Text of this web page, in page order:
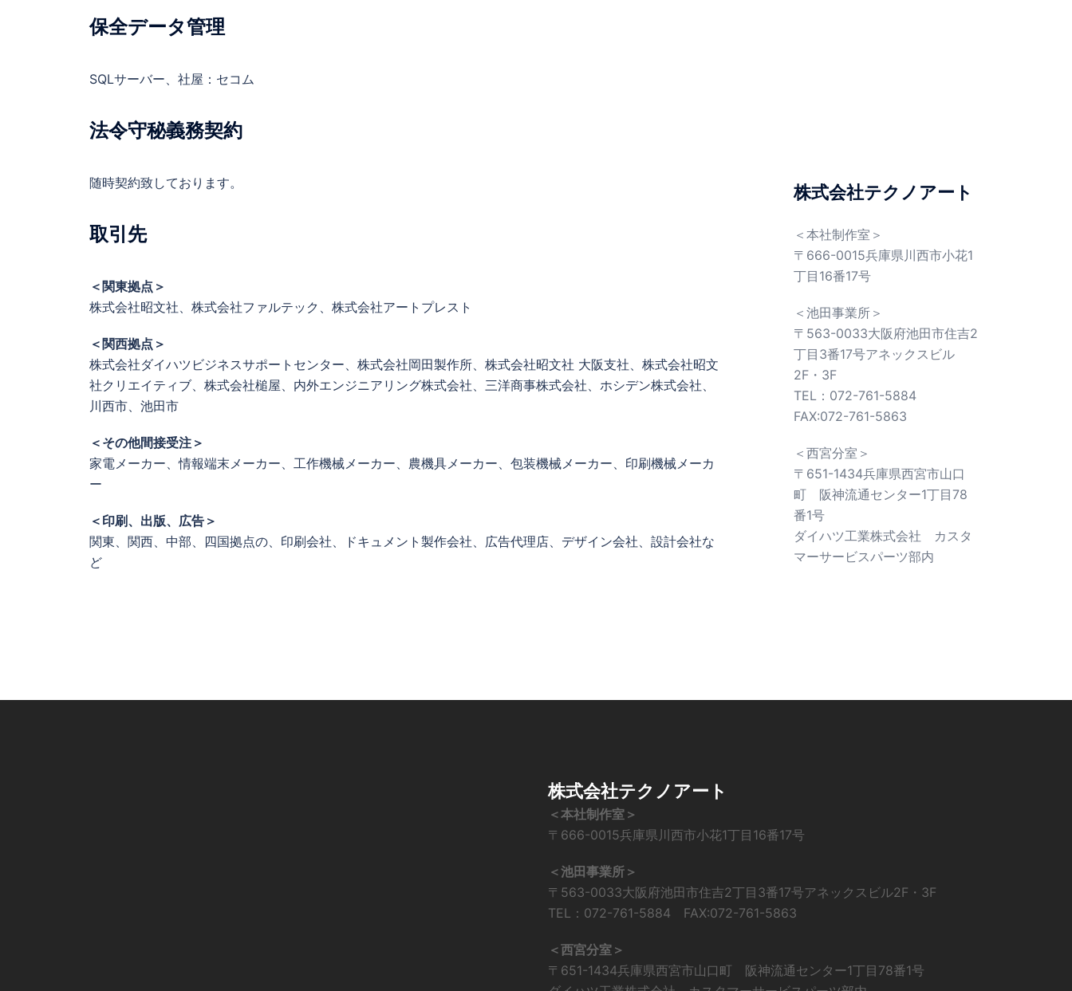
保全データ管理
SQLサーバー、社屋：セコム
法令守秘義務契約
随時契約致しております。
取引先
＜関東拠点＞
株式会社昭文社、株式会社ファルテック、株式会社アートプレスト
＜関西拠点＞
株式会社ダイハツビジネスサポートセンター、株式会社岡田製作所、株式会社昭文社 大阪支社、株式会社昭文
社クリエイティブ、株式会社槌屋、内外エンジニアリング株式会社、三洋商事株式会社、ホシデン株式会社、
川西市、池田市
＜その他間接受注＞
家電メーカー、情報端末メーカー、工作機械メーカー、農機具メーカー、包装機械メーカー、印刷機械メーカ
ー
＜印刷、出版、広告＞
関東、関西、中部、四国拠点の、印刷会社、ドキュメント製作会社、広告代理店、デザイン会社、設計会社な
ど
株式会社テクノアート
＜本社制作室＞
〒666-0015兵庫県川西市小花1
丁目16番17号
＜池田事業所＞
〒563-0033大阪府池田市住吉2
丁目3番17号アネックスビル
2F・3F
TEL：072-761-5884
FAX:072-761-5863
＜西宮分室＞
〒651-1434兵庫県西宮市山口
町 阪神流通センター1丁目78
番1号
ダイハツ工業株式会社 カスタ
マーサービスパーツ部内
株式会社テクノアート
＜本社制作室＞
〒666-0015兵庫県川西市小花1丁目16番17号
＜池田事業所＞
〒563-0033大阪府池田市住吉2丁目3番17号アネックスビル2F・3F
TEL：072-761-5884 FAX:072-761-5863
＜西宮分室＞
〒651-1434兵庫県西宮市山口町 阪神流通センター1丁目78番1号